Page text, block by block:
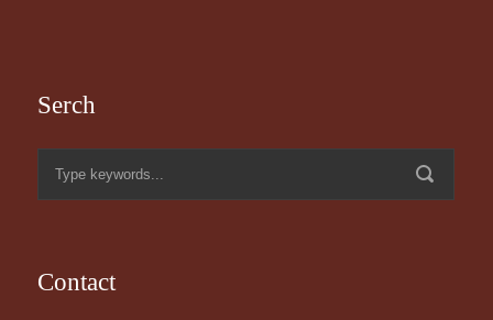
Serch
Contact